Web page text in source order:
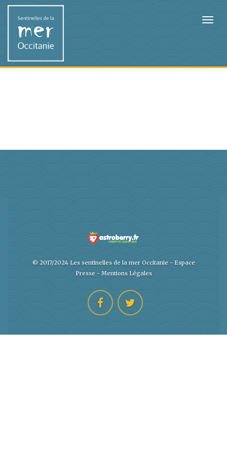
© 2017/2024 Les sentinelles de la mer Occitanie - Espace
Presse - Mentions Légales